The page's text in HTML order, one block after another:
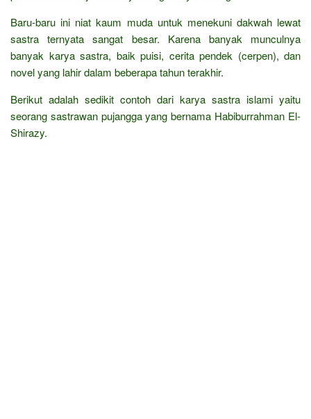
Baru-baru ini niat kaum muda untuk menekuni dakwah lewat
sastra ternyata sangat besar. Karena banyak munculnya
banyak karya sastra, baik puisi, cerita pendek (cerpen), dan
novel yang lahir dalam beberapa tahun terakhir.
Berikut adalah sedikit contoh dari karya sastra islami yaitu
seorang sastrawan pujangga yang bernama Habiburrahman El-
Shirazy.